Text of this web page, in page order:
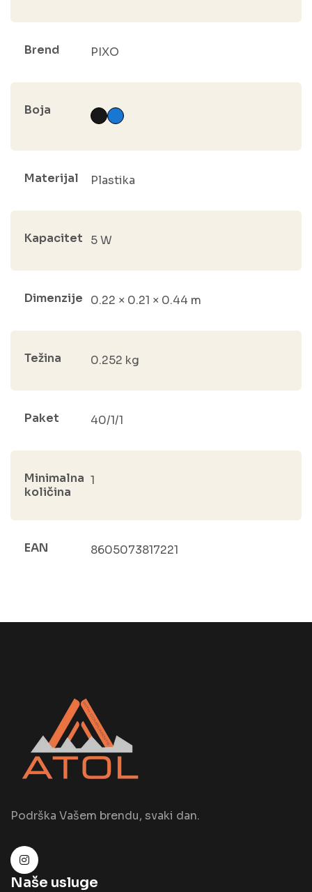
Brend PIXO
Boja
Materijal Plastika
Kapacitet 5 W
Dimenzije 0.22 × 0.21 × 0.44 m
Težina 0.252 kg
Paket 40/1/1
Minimalna
količina
1
EAN 8605073817221
Podrška Vašem brendu, svaki dan.
Naše usluge